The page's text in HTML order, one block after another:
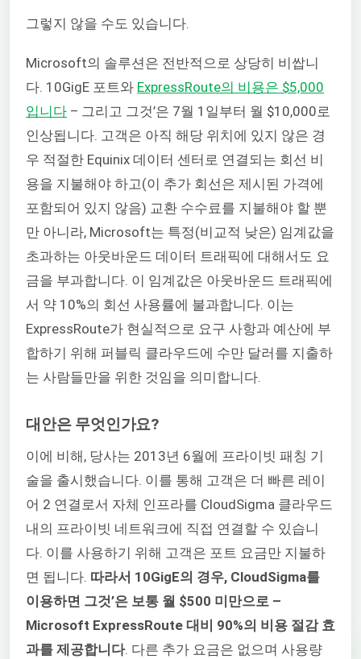
그렇지 않을 수도 있습니다.
Microsoft의 솔루션은 전반적으로 상당히 비쌉니
다. 10GigE 포트와 ExpressRoute의 비용은 $5,000
입니다 – 그리고 그것’은 7월 1일부터 월 $10,000로
인상됩니다. 고객은 아직 해당 위치에 있지 않은 경
우 적절한 Equinix 데이터 센터로 연결되는 회선 비
용을 지불해야 하고(이 추가 회선은 제시된 가격에
포함되어 있지 않음) 교환 수수료를 지불해야 할 뿐
만 아니라, Microsoft는 특정(비교적 낮은) 임계값을
초과하는 아웃바운드 데이터 트래픽에 대해서도 요
금을 부과합니다. 이 임계값은 아웃바운드 트래픽에
서 약 10%의 회선 사용률에 불과합니다. 이는
ExpressRoute가 현실적으로 요구 사항과 예산에 부
합하기 위해 퍼블릭 클라우드에 수만 달러를 지출하
는 사람들만을 위한 것임을 의미합니다.
대안은 무엇인가요?
이에 비해, 당사는 2013년 6월에 프라이빗 패칭 기
술을 출시했습니다. 이를 통해 고객은 더 빠른 레이
어 2 연결로서 자체 인프라를 CloudSigma 클라우드
내의 프라이빗 네트워크에 직접 연결할 수 있습니
다. 이를 사용하기 위해 고객은 포트 요금만 지불하
면 됩니다. 따라서 10GigE의 경우, CloudSigma를
이용하면 그것’은 보통 월 $500 미만으로 –
Microsoft ExpressRoute 대비 90%의 비용 절감 효
과를 제공합니다. 다른 추가 요금은 없으며 사용량